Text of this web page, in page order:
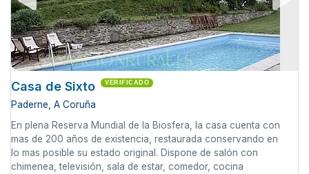
Casa de Sixto VERIFICADO
Paderne, A Coruña
En plena Reserva Mundial de la Biosfera, la casa cuenta con
mas de 200 años de existencia, restaurada conservando en
lo mas posible su estado original. Dispone de salón con
chimenea, televisión, sala de estar, comedor, cocina